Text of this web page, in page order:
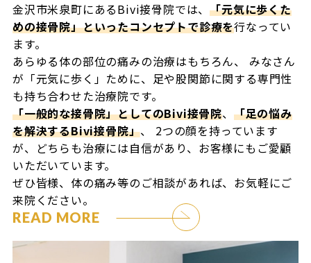
金沢市米泉町にあるBivi接骨院では、「元気に歩くた
めの接骨院」といったコンセプトで診療を行なってい
ます。
あらゆる体の部位の痛みの治療はもちろん、
みなさん
が「元気に歩く」ために、足や股関節に関する専門性
も持ち合わせた治療院です。
「一般的な接骨院」としてのBivi接骨院、 「足の悩み
を解決するBivi接骨院」、
2つの顔を持っています
が、どちらも治療には自信があり、お客様にもご愛顧
いただいています。
ぜひ皆様、体の痛み等のご相談があれば、お気軽にご
来院ください。
READ MORE